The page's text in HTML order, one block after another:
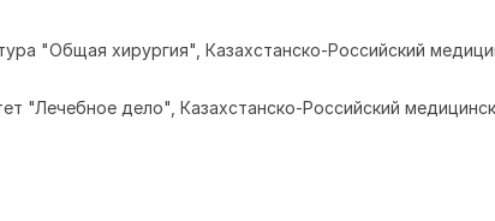
"Общая хирургия", Казахстанско-Российский
"Лечебное дело", Казахстанско-Российский